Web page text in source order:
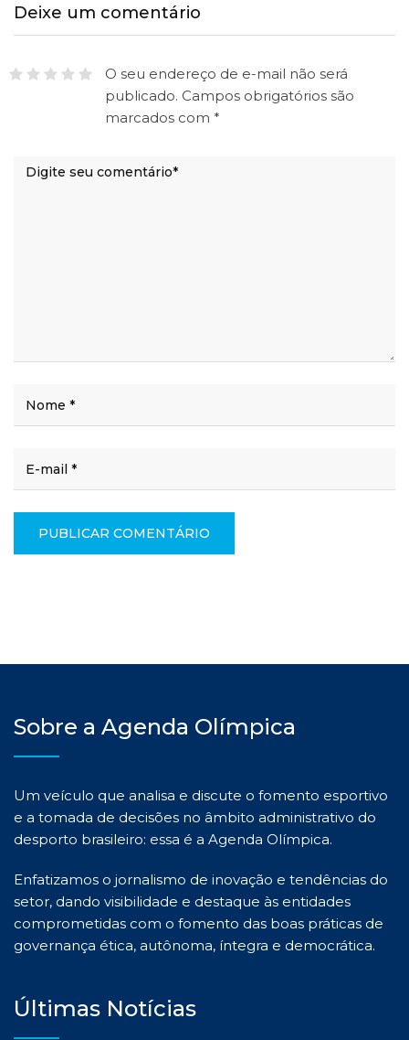
Deixe um comentário
O seu endereço de e-mail não será
publicado. Campos obrigatórios são
marcados com *
Sobre a Agenda Olímpica
Um veículo que analisa e discute o fomento esportivo
e a tomada de decisões no âmbito administrativo do
desporto brasileiro: essa é a Agenda Olímpica.
Enfatizamos o jornalismo de inovação e tendências do
setor, dando visibilidade e destaque às entidades
comprometidas com o fomento das boas práticas de
governança ética, autônoma, íntegra e democrática.
Últimas Notícias